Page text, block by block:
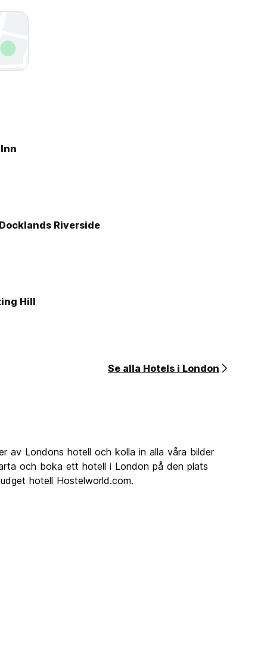
Riverside
Hill
Se alla Hotels i London
av Londons hotell och kolla in alla våra bilder
och boka ett hotell i London på den plats
hotell Hostelworld.com.